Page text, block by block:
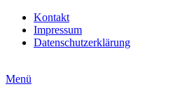
Kontakt
Impressum
Datenschutzerklärung
Menü